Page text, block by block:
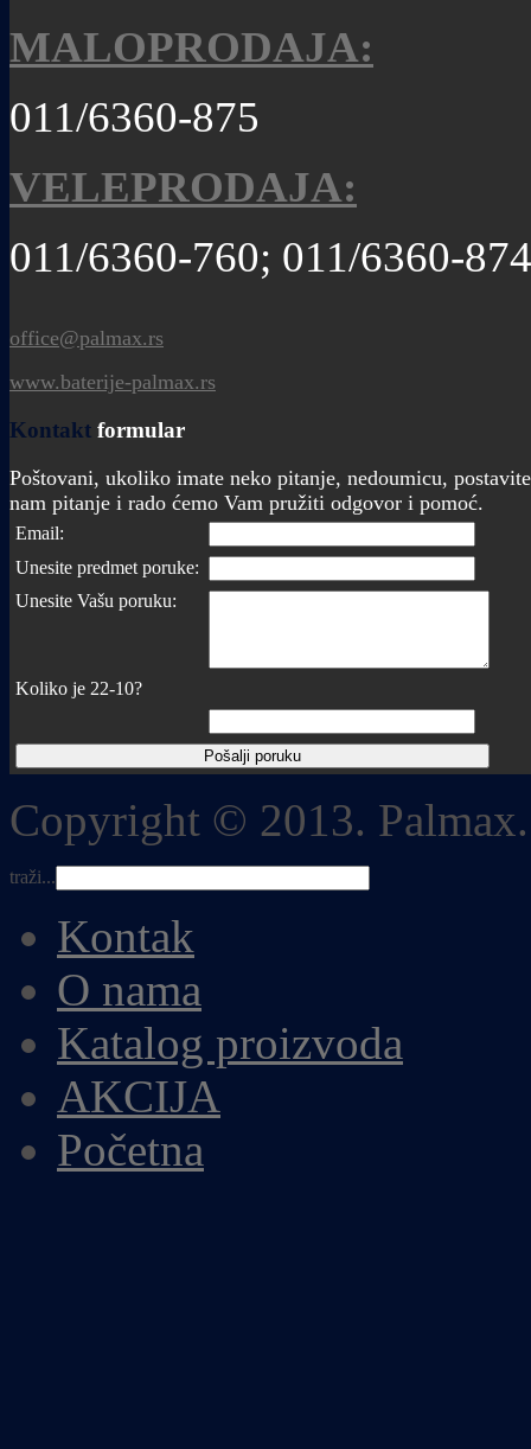
MALOPRODAJA:
011/6360-875
VELEPRODAJA:
011/6360-760; 011/6360-874
office@palmax.rs
www.baterije-palmax.rs
Kontakt formular
Poštovani, ukoliko imate neko pitanje, nedoumicu, postavite
nam pitanje i rado ćemo Vam pružiti odgovor i pomoć.
Email:
Unesite predmet poruke:
Unesite Vašu poruku:
Koliko je 22-10?
Copyright © 2013.
traži...
Kontak
O nama
Katalog proizvoda
AKCIJA
Početna